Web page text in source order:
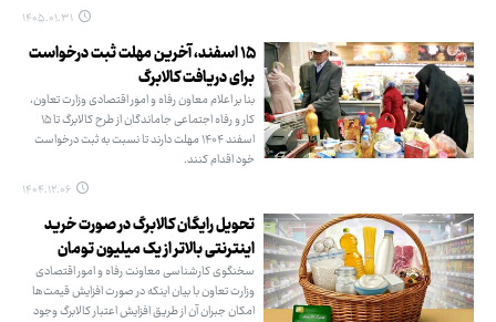
۱۴۰۵.۰۱.۳۱
۱۵ اسفند، آخرین مهلت ثبت درخواست
برای دریافت کالابرگ
بنا بر اعلام معاون رفاه و امور اقتصادی وزارت تعاون،
کار و رفاه اجتماعی جاماندگان از طرح کالابرگ تا ۱۵
اسفند ۱۴۰۴ مهلت دارند تا نسبت به ثبت درخواست
خود اقدام کنند.
۱۴۰۴.۱۲.۰۶
تحویل رایگان کالابرگ در صورت خرید
اینترنتی بالاتر از یک میلیون تومان
سخنگوی کارشناسی معاونت رفاه و امور اقتصادی
وزارت تعاون با بیان اینکه در صورت افزایش قیمت‌ها
امکان جبران آن از طریق افزایش اعتبار کالابرگ وجود